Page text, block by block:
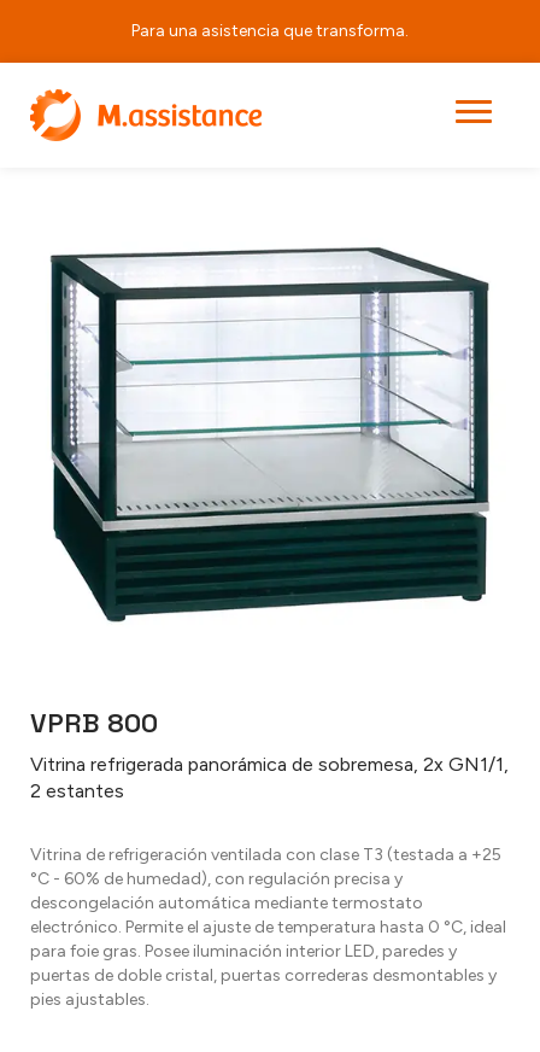
Para una asistencia que transforma.
Principal
VPRB 800
Vitrina refrigerada panorámica de sobremesa, 2x GN1/1,
2 estantes
Vitrina de refrigeración ventilada con clase T3 (testada a +25
°C - 60% de humedad), con regulación precisa y
descongelación automática mediante termostato
electrónico. Permite el ajuste de temperatura hasta 0 °C, ideal
para foie gras. Posee iluminación interior LED, paredes y
puertas de doble cristal, puertas correderas desmontables y
pies ajustables.